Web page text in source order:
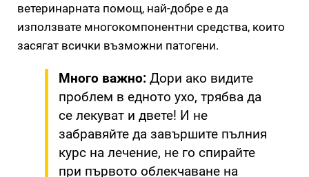
ветеринарната помощ, най-добре е да
използвате многокомпонентни средства, които
засягат всички възможни патогени.
Много важно: Дори ако видите
проблем в едното ухо, трябва да
се лекуват и двете! И не
забравяйте да завършите пълния
курс на лечение, не го спирайте
при първото облекчаване на